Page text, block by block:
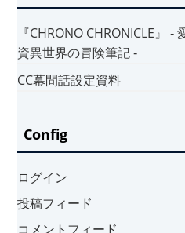
『CHRONO CHRONICLE』 ‐
資異世界の冒険筆記 ‐
CC幕間話設定資料
Config
ログイン
投稿フィード
コメントフィード